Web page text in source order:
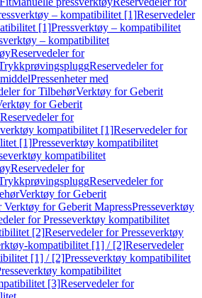
– kompatibilitet [1]Reservedeler
[1]Pressverktøy – kompatibilitet
– kompatibilitet
Reservedeler for
Reservedeler for
Pressenheter med
for TilbehørVerktøy for Geberit
for Geberit
Reservedeler for
kompatibilitet [1]Reservedeler for
[1]Presseverktøy kompatibilitet
kompatibilitet
Reservedeler for
Reservedeler for
Verktøy for Geberit
Verktøy for Geberit MapressPresseverktøy
for Presseverktøy kompatibilitet
[2]Reservedeler for Presseverktøy
kompatibilitet [1] / [2]Reservedeler
[1] / [2]Presseverktøy kompatibilitet
kompatibilitet
[3]Reservedeler for